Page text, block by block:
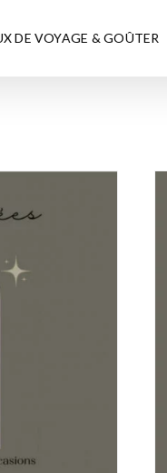
DE VOYAGE & GOÛTER